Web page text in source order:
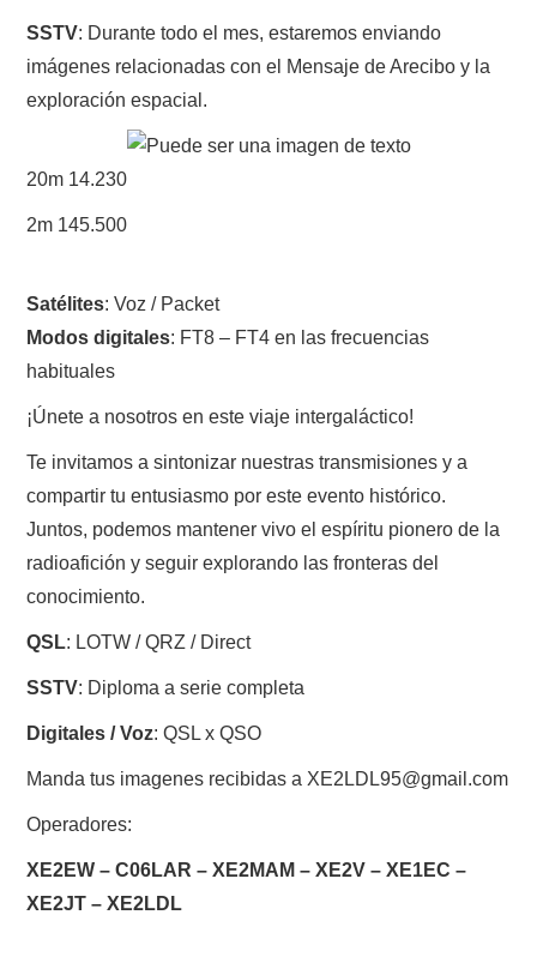
SOLICITUD DE INGRESO
SOTA Y POTA
WAVELOG
CRECJ
MUMLA APP ( MUY FÁCIL )
SSTV: Durante todo el mes, estaremos enviando
imágenes relacionadas con el Mensaje de Arecibo y la
exploración espacial.
20m 14.230
2m 145.500
Satélites: Voz / Packet
Modos digitales: FT8 – FT4 en las frecuencias
habituales
¡Únete a nosotros en este viaje intergaláctico!
Te invitamos a sintonizar nuestras transmisiones y a
compartir tu entusiasmo por este evento histórico.
Juntos, podemos mantener vivo el espíritu pionero de la
radioafición y seguir explorando las fronteras del
conocimiento.
QSL: LOTW / QRZ / Direct
SSTV: Diploma a serie completa
Digitales / Voz: QSL x QSO
Manda tus imagenes recibidas a XE2LDL95@gmail.com
Operadores:
XE2EW – C06LAR – XE2MAM – XE2V – XE1EC –
XE2JT – XE2LDL